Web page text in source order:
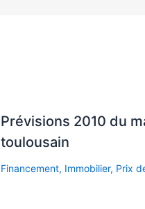
Prévisions 2010 du
toulousain
Financement, Immobilier, Prix